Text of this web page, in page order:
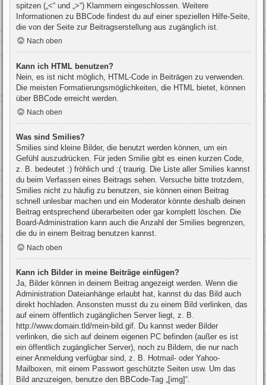
spitzen („<“ und „>“) Klammern eingeschlossen. Weitere
Informationen zu BBCode findest du auf einer speziellen Hilfe-Seite,
die von der Seite zur Beitragserstellung aus zugänglich ist.
Nach oben
Kann ich HTML benutzen?
Nein, es ist nicht möglich, HTML-Code in Beiträgen zu verwenden.
Die meisten Formatierungsmöglichkeiten, die HTML bietet, können
über BBCode erreicht werden.
Nach oben
Was sind Smilies?
Smilies sind kleine Bilder, die benutzt werden können, um ein
Gefühl auszudrücken. Für jeden Smilie gibt es einen kurzen Code,
z. B. bedeutet :) fröhlich und :( traurig. Die Liste aller Smilies kannst
du beim Verfassen eines Beitrags sehen. Versuche bitte trotzdem,
Smilies nicht zu häufig zu benutzen, sie können einen Beitrag
schnell unlesbar machen und ein Moderator könnte deshalb deinen
Beitrag entsprechend überarbeiten oder gar komplett löschen. Die
Board-Administration kann auch die Anzahl der Smilies begrenzen,
die du in einem Beitrag benutzen kannst.
Nach oben
Kann ich Bilder in meine Beiträge einfügen?
Ja, Bilder können in deinem Beitrag angezeigt werden. Wenn die
Administration Dateianhänge erlaubt hat, kannst du das Bild auch
direkt hochladen. Ansonsten musst du zu einem Bild verlinken, das
auf einem öffentlich zugänglichen Server liegt, z. B.
http://www.domain.tld/mein-bild.gif. Du kannst weder Bilder
verlinken, die sich auf deinem eigenen PC befinden (außer es ist
ein öffentlich zugänglicher Server), noch zu Bildern, die nur nach
einer Anmeldung verfügbar sind, z. B. Hotmail- oder Yahoo-
Mailboxen, mit einem Passwort geschützte Seiten usw. Um das
Bild anzuzeigen, benutze den BBCode-Tag „[img]“.